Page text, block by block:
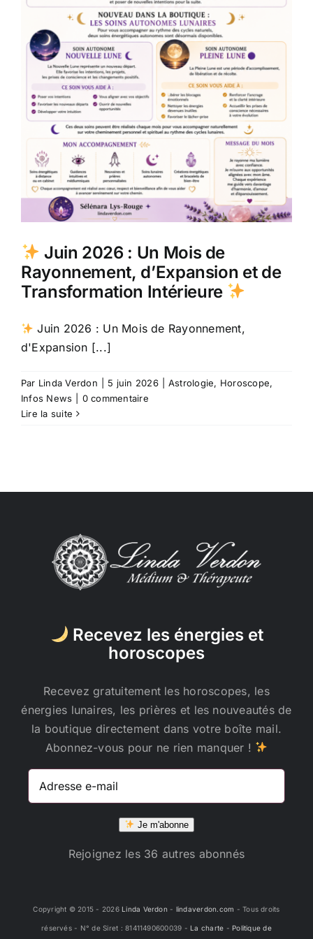
Juin 2026 : Un Mois de
Rayonnement, d’Expansion et de
Transformation Intérieure
Juin 2026 : Un Mois de Rayonnement,
d'Expansion [...]
Par Linda Verdon 5 juin 2026 Astrologie, Horoscope,
Infos News
0 commentaire
Lire la suite
Recevez les énergies et
horoscopes
Recevez gratuitement les horoscopes, les
énergies lunaires, les prières et les nouveautés de
la boutique directement dans votre boîte mail.
Abonnez-vous pour ne rien manquer !
Adresse
Je m'abonne
Rejoignez les 36 autres abonnés
Copyright © 2015 - 2026 Linda Verdon- lindaverdon.com - Tous droits
réservés - N° de Siret : 81411490600039 - La charte - Politique de